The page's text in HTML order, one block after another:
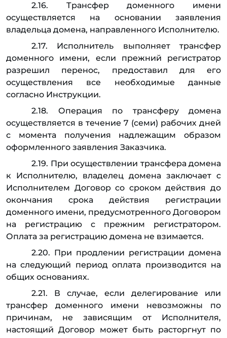
2.16. Трансфер доменного имени
осуществляется на основании заявления
владельца домена, направленного Исполнителю.
2.17. Исполнитель выполняет трансфер
доменного имени, если прежний регистратор
разрешил перенос, предоставил для его
осуществления все необходимые данные
согласно Инструкции.
2.18. Операция по трансферу домена
осуществляется в течение 7 (семи) рабочих дней
с момента получения надлежащим образом
оформленного заявления Заказчика.
2.19. При осуществлении трансфера домена
к Исполнителю, владелец домена заключает с
Исполнителем Договор со сроком действия до
окончания срока действия регистрации
доменного имени, предусмотренного Договором
на регистрацию с прежним регистратором.
Оплата за регистрацию домена не взимается.
2.20. При продлении регистрации домена
на следующий период оплата производится на
общих основаниях.
2.21. В случае, если делегирование или
трансфер доменного имени невозможны по
причинам, не зависящим от Исполнителя,
настоящий Договор может быть расторгнут по